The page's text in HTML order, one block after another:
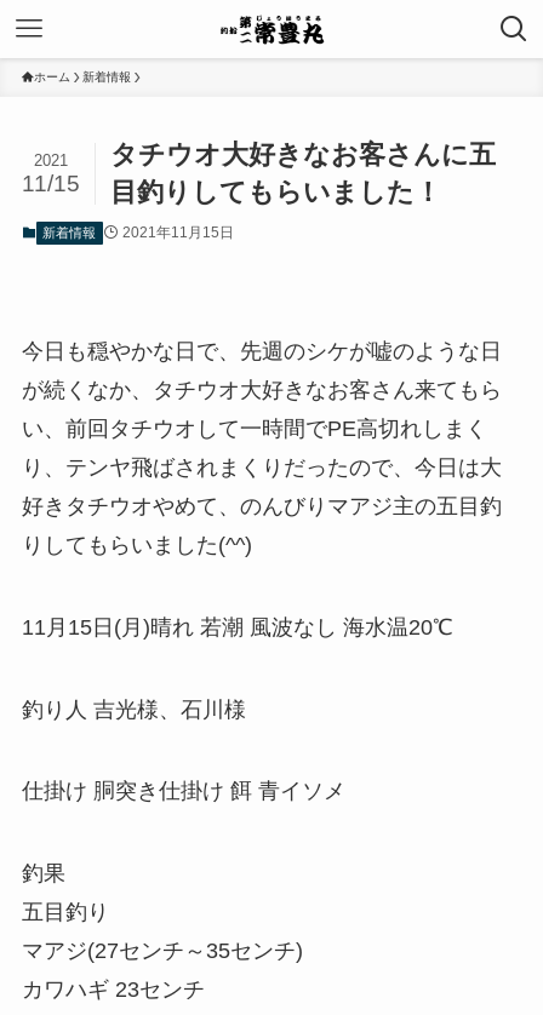
ホーム 新着情報
タチウオ大好きなお客さんに五
目釣りしてもらいました！
2021
11/15
新着情報 2021年11月15日
今日も穏やかな日で、先週のシケが嘘のような日
が続くなか、タチウオ大好きなお客さん来てもら
い、前回タチウオして一時間でPE高切れしまく
り、テンヤ飛ばされまくりだったので、今日は大
好きタチウオやめて、のんびりマアジ主の五目釣
りしてもらいました(^^)
11月15日(月)晴れ 若潮 風波なし 海水温20℃
釣り人 吉光様、石川様
仕掛け 胴突き仕掛け 餌 青イソメ
釣果
五目釣り
マアジ(27センチ～35センチ)
カワハギ 23センチ